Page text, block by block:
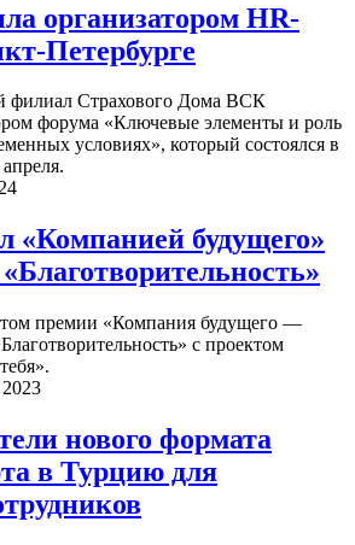
организатором HR-
Петербурге
филиал Страхового Дома ВСК
форума «Ключевые элементы и роль
условиях», который состоялся в
«Компанией будущего»
премии «Компания будущего —
с проектом
нового формата
в Турцию для